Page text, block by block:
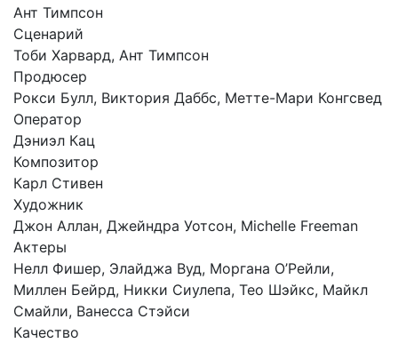
Ант Тимпсон
Сценарий
Тоби Харвард, Ант Тимпсон
Продюсер
Рокси Булл, Виктория Даббс, Метте-Мари Конгсвед
Оператор
Дэниэл Кац
Композитор
Карл Стивен
Художник
Джон Аллан, Джейндра Уотсон, Michelle Freeman
Актеры
Нелл Фишер, Элайджа Вуд, Моргана О’Рейли,
Миллен Бейрд, Никки Сиулепа, Тео Шэйкс, Майкл
Смайли, Ванесса Стэйси
Качество